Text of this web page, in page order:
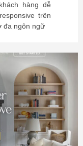
hàng dễ
trên
đa ngôn ngữ